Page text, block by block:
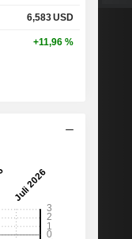
6,583USD
+11,96 %